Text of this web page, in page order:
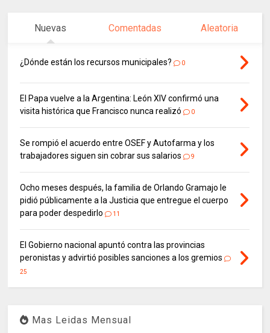
Nuevas Comentadas Aleatoria
¿Dónde están los recursos municipales? 0
El Papa vuelve a la Argentina: León XIV confirmó una
visita histórica que Francisco nunca realizó
0
Se rompió el acuerdo entre OSEF y Autofarma y los
trabajadores siguen sin cobrar sus salarios
9
Ocho meses después, la familia de Orlando Gramajo le
pidió públicamente a la Justicia que entregue el cuerpo
para poder despedirlo
11
El Gobierno nacional apuntó contra las provincias
peronistas y advirtió posibles sanciones a los gremios
25
Mas Leidas Mensual